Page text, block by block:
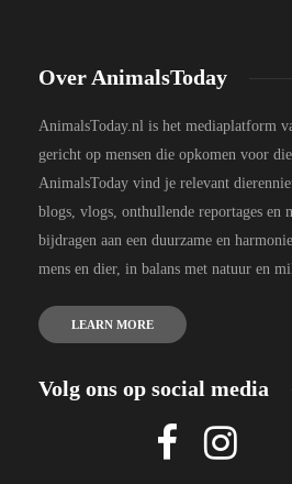
Over AnimalsToday
AnimalsToday.nl is het mediaplatform
gericht op mensen die opkomen voor
AnimalsToday vind je relevant
blogs, vlogs, onthullende reportages en
bijdragen aan een duurzame en
mens en dier, in balans met natuur en
LEARN MORE
Volg ons op social media